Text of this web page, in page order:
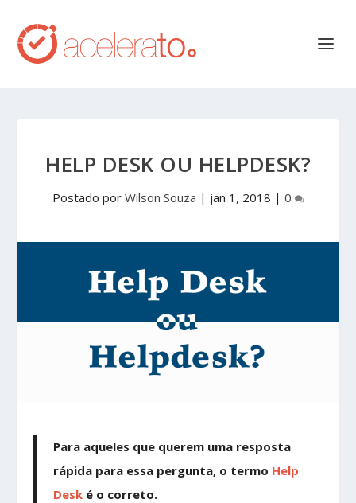
HELP DESK OU HELPDESK?
Postado por Wilson Souza | jan 1, 2018 | 0
Para aqueles que querem uma resposta
rápida para essa pergunta, o termo Help
Desk é o correto.